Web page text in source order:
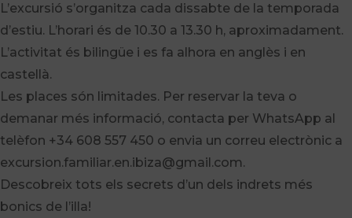
L’excursió s’organitza cada dissabte de la temporada
d’estiu. L’horari és de 10.30 a 13.30 h, aproximadament.
L’activitat és bilingüe i es fa alhora en anglès i en
castellà.
Les places són limitades. Per reservar la teva o
demanar més informació, contacta per WhatsApp al
telèfon +34 608 557 450 o envia un correu electrònic a
excursion.familiar.en.ibiza@gmail.com.
Descobreix tots els secrets d’un dels indrets més
bonics de l’illa!